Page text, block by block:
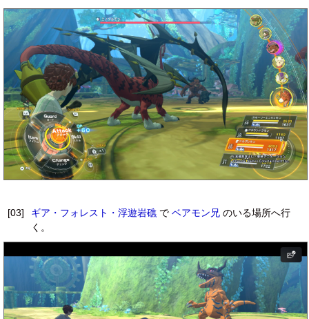
[03] ギア・フォレスト・浮遊岩礁で ベアモン兄のいる場所へ行
く。